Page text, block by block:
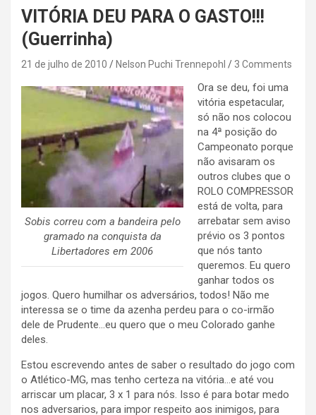
VITÓRIA DEU PARA O GASTO!!!
(Guerrinha)
21 de julho de 2010 Nelson Puchi Trennepohl 3 Comments
Sobis correu com a bandeira pelo
gramado na conquista da
Libertadores em 2006
Ora se deu, foi uma
vitória espetacular,
só não nos colocou
na 4ª posição do
Campeonato porque
não avisaram os
outros clubes que o
ROLO COMPRESSOR
está de volta, para
arrebatar sem aviso
prévio os 3 pontos
que nós tanto
queremos. Eu quero
ganhar todos os
jogos. Quero humilhar os adversários, todos! Não me
interessa se o time da azenha perdeu para o co-irmão
dele de Prudente…eu quero que o meu Colorado ganhe
deles.
Estou escrevendo antes de saber o resultado do jogo com
o Atlético-MG, mas tenho certeza na vitória…e até vou
arriscar um placar, 3 x 1 para nós. Isso é para botar medo
nos adversarios, para impor respeito aos inimigos, para